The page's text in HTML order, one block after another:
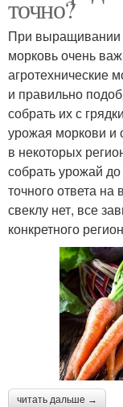
точно?
При выращивании
морковь очень
агротехнические
и правильно
собрать их с
урожая моркови и
в некоторых
собрать урожай
точного ответа на
свеклу нет, все
конкретного
читать дальше →